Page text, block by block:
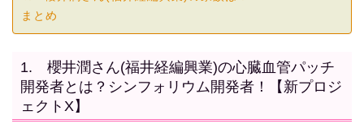
まとめ
1. 櫻井潤さん(福井経編興業)の心臓血管パッチ
開発者とは？シンフォリウム開発者！【新プロジ
ェクトX】